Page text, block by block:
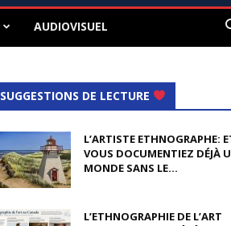
AUDIOVISUEL
SUGGESTIONS DE LECTURE
L’ARTISTE ETHNOGRAPHE:
VOUS DOCUMENTIEZ DÉJÀ
MONDE SANS LE...
L’ETHNOGRAPHIE DE L’ART